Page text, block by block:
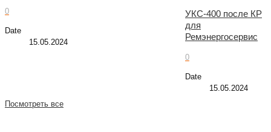
0
Date
15.05.2024
УКС-400 после КР
для
Ремэнергосервис
0
Date
15.05.2024
Посмотреть все